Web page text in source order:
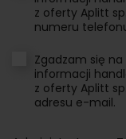
z oferty Aplitt
numeru
Zgadzam się
informacji
z oferty Aplitt
adresu e-mail.